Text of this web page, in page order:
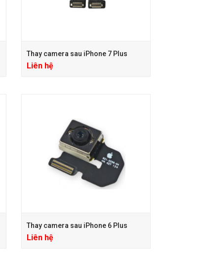
Thay camera sau iPhone 7 Plus
Liên hệ
Thay camera sau iPhone 6 Plus
Liên hệ